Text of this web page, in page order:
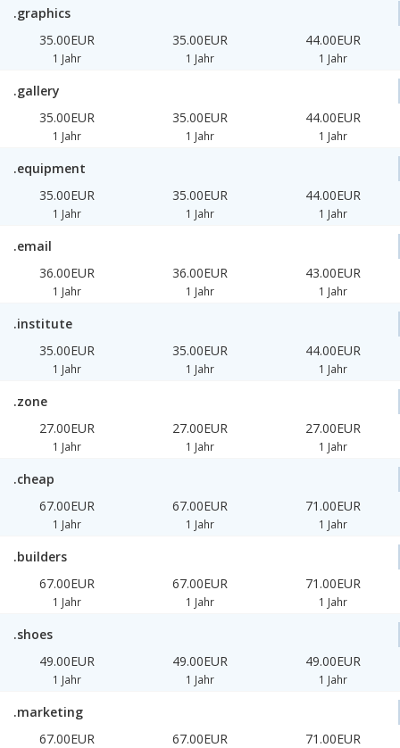
.graphics
35.00EUR
1 Jahr
35.00EUR
1 Jahr
44.00EUR
1 Jahr
.gallery
35.00EUR
1 Jahr
35.00EUR
1 Jahr
44.00EUR
1 Jahr
.equipment
35.00EUR
1 Jahr
35.00EUR
1 Jahr
44.00EUR
1 Jahr
.email
36.00EUR
1 Jahr
36.00EUR
1 Jahr
43.00EUR
1 Jahr
.institute
35.00EUR
1 Jahr
35.00EUR
1 Jahr
44.00EUR
1 Jahr
.zone
27.00EUR
1 Jahr
27.00EUR
1 Jahr
27.00EUR
1 Jahr
.cheap
67.00EUR
1 Jahr
67.00EUR
1 Jahr
71.00EUR
1 Jahr
.builders
67.00EUR
1 Jahr
67.00EUR
1 Jahr
71.00EUR
1 Jahr
.shoes
49.00EUR
1 Jahr
49.00EUR
1 Jahr
49.00EUR
1 Jahr
.marketing
67.00EUR
67.00EUR 71.00EUR